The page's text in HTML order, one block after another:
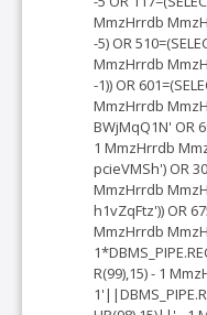
MmzHrrdb
-5) OR
MmzHrrdb
-1)) OR
MmzHrrdb
BWjMqQ1N' OR
1 MmzHrrdb
pcieVMSh') OR
MmzHrrdb
h1vZqFtz')) OR
MmzHrrdb
R(99),15) - 1